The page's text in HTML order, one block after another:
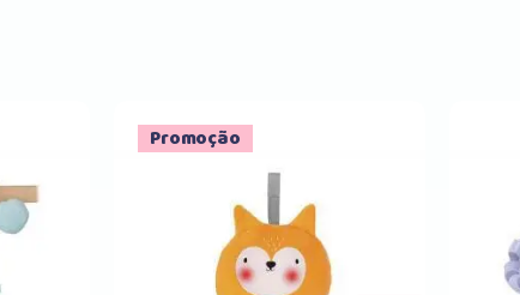
Promoção
Comprar